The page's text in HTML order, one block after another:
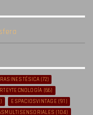
(72)
(66)
ESPACIOSVINTAGE (91)
(104)